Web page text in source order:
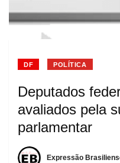
DF POLÍTICA
Deputados
avaliados pela
parlamentar
Expressão